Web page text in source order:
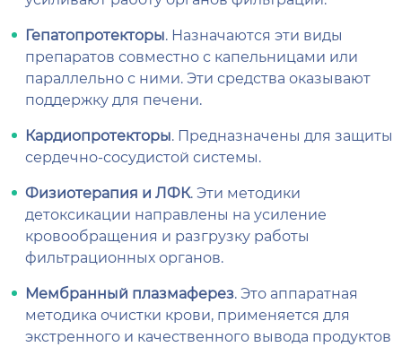
Гепатопротекторы. Назначаются эти виды
препаратов совместно с капельницами или
параллельно с ними. Эти средства оказывают
поддержку для печени.
Кардиопротекторы. Предназначены для защиты
сердечно-сосудистой системы.
Физиотерапия и ЛФК. Эти методики
детоксикации направлены на усиление
кровообращения и разгрузку работы
фильтрационных органов.
Мембранный плазмаферез. Это аппаратная
методика очистки крови, применяется для
экстренного и качественного вывода продуктов